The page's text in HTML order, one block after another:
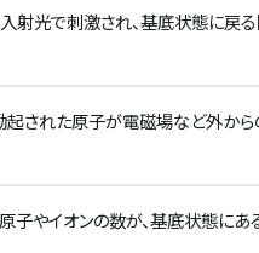
射光で刺激され、基底状態に戻
起された原子が電磁場など外か
子やイオンの数が、基底状態にあ